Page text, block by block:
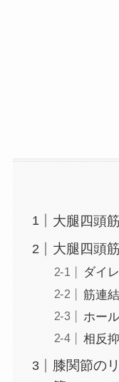
大腿四頭
大腿四頭
ダイ
筋連
ホー
相反
膝関節の